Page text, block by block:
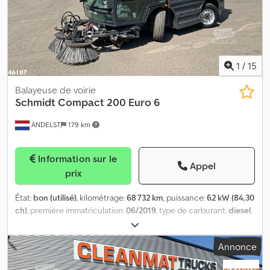
1 / 15
ANDELST 179 km
Balayeuse de voirie
Schmidt Compact 200 Euro 6
prix
Appel
État: bon (utilisé), kilométrage:68 732 km, puissance:62 kW (84,30
ch), première immatriculation:06/2019, type de carburant:diesel,
225/70 R15C
empattement:1 800 mm, carburant:diesel, cabine conducteur:
cabine courte, type d'engrenage:automatique, classe
d'émission:Euro 6, nombre de sièges:2, longueur totale:4 600
Annonce